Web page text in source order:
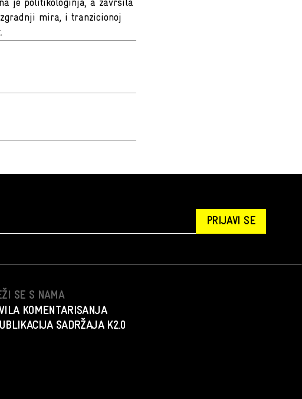
je politikologinja, a završila
mira, i tranzicionoj
PRIJAVI SE
SE S NAMA
KOMENTARISANJA
SADRŽAJA K2.0